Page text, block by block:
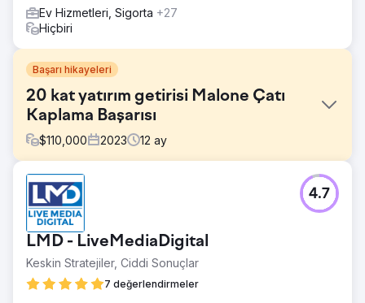
Ev Hizmetleri, Sigorta +27
Hiçbiri
Başarı hikayeleri
20 kat yatırım getirisi Malone Çatı
Kaplama Başarısı
$110,000 2023 12 ay
Meydan Okuma
Önde gelen bir çatı kaplama yüklenicisi olan Malone
Roofing, organik, reklam ve sosyal kanallardan gelen
potansiyel müşterilerde ciddi bir eksiklik, dijital
pazarlamadaki zorluklar, ticari çatı kaplama konusunda
uzmanlık arayışı, marka anlayışı ve SEO, sosyal medya ve
benzersiz kampanyalar konusunda yetenekli bir ortakla
karşı karşıya kaldı.
LMD - LiveMediaDigital
Keskin Stratejiler, Ciddi Sonuçlar
7 değerlendirmeler
4.7